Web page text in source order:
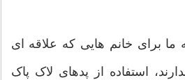
ما برای خانم هایی که علاقه ای
استفاده از پدهای لاک پاک